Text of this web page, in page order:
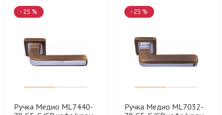
- 25 %
Ручка Медио ML7440-
- 25 %
Ручка Медио ML7032-